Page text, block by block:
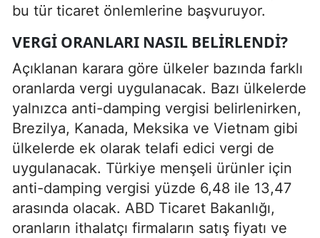
bu tür ticaret önlemlerine başvuruyor.
VERGI ORANLARI NASIL BELIRLENDI?
Açıklanan karara göre ülkeler bazında farklı
oranlarda vergi uygulanacak. Bazı ülkelerde
yalnızca anti-damping vergisi belirlenirken,
Brezilya, Kanada, Meksika ve Vietnam gibi
ülkelerde ek olarak telafi edici vergi de
uygulanacak. Türkiye menşeli ürünler için
anti-damping vergisi yüzde 6,48 ile 13,47
arasında olacak. ABD Ticaret Bakanlığı,
oranların ithalatçı firmaların satış fiyatı ve